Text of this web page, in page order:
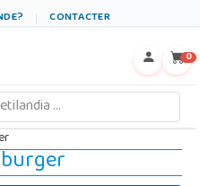
CONTACTER
0